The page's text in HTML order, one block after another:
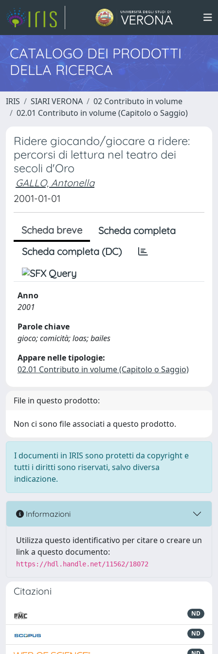
CATALOGO DEI PRODOTTI
DELLA RICERCA
IRIS SIARI VERONA
02 Contributo in volume
02.01 Contributo in volume (Capitolo o Saggio)
Ridere giocando/giocare a ridere:
percorsi di lettura nel teatro dei
secoli d'Oro
GALLO, Antonella
2001-01-01
Scheda breve
Scheda completa
Scheda completa (DC)
Anno
2001
Parole chiave
gioco; comicità; loas; bailes
Appare nelle tipologie:
02.01 Contributo in volume (Capitolo o Saggio)
File in questo prodotto:
Non ci sono file associati a questo prodotto.
I documenti in IRIS sono protetti da copyright e
tutti i diritti sono riservati, salvo diversa
indicazione.
Informazioni
Utilizza questo identificativo per citare o creare un
link a questo documento:
https://hdl.handle.net/11562/18072
Citazioni
ND
ND